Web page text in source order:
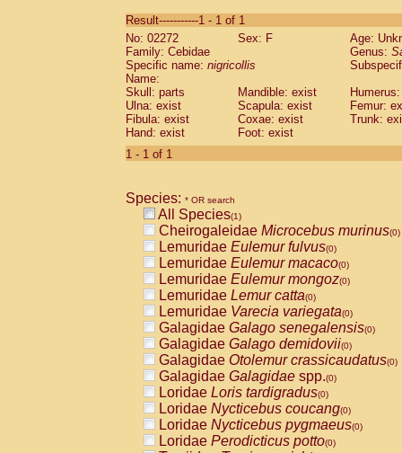
CebidaeSaguinus labiatus(0)
Cebidae Saguinus leucopus (0)
Cebidae
CebidaeSaguinus mystax
Cebidae Saguinus nigricollis (1)
Cebidae Saguinus oedipus
Cebidae Saguinus weddelli
Cebidae Saguinusspp.
Cebidae
CebidaeCebus capucinus
CebidaeCebus nigrivittatus
CebidaeCebus spp.(0)
CebidaeSaimiri boliviensis(0)
CebidaeSaimiri sciureus(0)
AtelidaeAlouatta caraya(0)
AtelidaeAlouatta fusca(0)
AtelidaeAlouatta seniculus(0)
AtelidaeAlouattaspp.(0)
AtelidaeAteles belzebuth(0)
AtelidaeAteles geoffroyi(0)
AtelidaeAteles paniscus(0)
AtelidaeAtelesspp.(0)
AtelidaeLagothrix lagothricha(0)
AtelidaeLagothrix lagothricha cana
PitheciidaeCacajao calvus
Result-----------1 - 1 of 1
No: 02272
Sex: F
Age:
Family: Cebidae
Genus:
Specific name: nigricollis
Name:
Skull: parts
Mandible: exist
Ulna: exist
Scapula: exist
Femur:
Fibula: exist
Coxae: exist
Trunk:
Hand: exist
Foot: exist
1 - 1 of 1
Species: * OR search
All Species(1)
Cheirogaleidae Microcebus murinus(0)
Lemuridae Eulemur fulvus(0)
Lemuridae Eulemur macaco(0)
Lemuridae Eulemur mongoz(0)
Lemuridae Lemur catta(0)
Lemuridae Varecia variegata(0)
Galagidae Galago senegalensis(0)
Galagidae Galago demidovii(0)
Galagidae Otolemur crassicaudatus(0)
Galagidae Galagidae spp.(0)
Loridae Loris tardigradus(0)
Loridae Nycticebus coucang(0)
Loridae Nycticebus pygmaeus(0)
Loridae Perodicticus potto(0)